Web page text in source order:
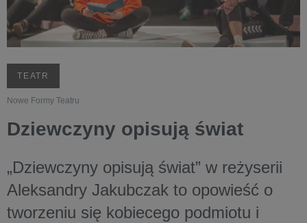
TEATR
Nowe Formy Teatru
Dziewczyny opisują świat
„Dziewczyny opisują świat” w reżyserii
Aleksandry Jakubczak to opowieść o
tworzeniu się kobiecego podmiotu i